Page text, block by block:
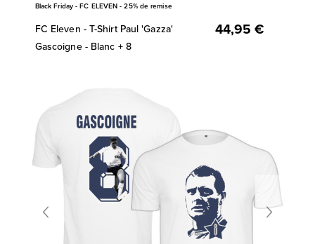
Black Friday - FC ELEVEN - 25% de remise
FC Eleven - T-Shirt Paul 'Gazza'
Gascoigne - Blanc + 8
44,95 €